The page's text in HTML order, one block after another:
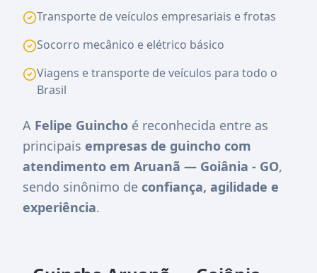
Transporte de veículos empresariais e frotas
Socorro mecânico e elétrico básico
Viagens e transporte de veículos para todo o
Brasil
A Felipe Guincho é reconhecida entre as
principais empresas de guincho com
atendimento em Aruanã — Goiânia - GO,
sendo sinônimo de confiança, agilidade e
experiência.